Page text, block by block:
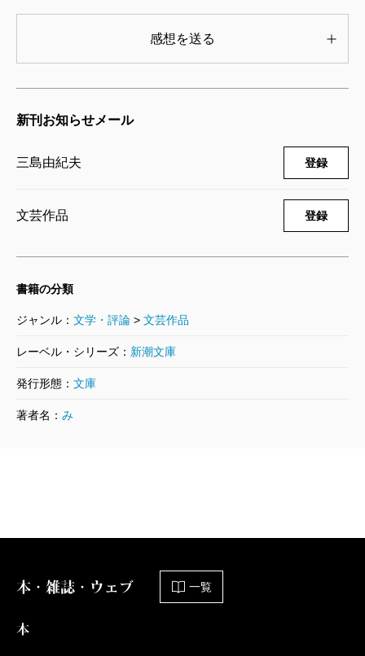
感想を送る
新刊お知らせメール
三島由紀夫 登録
文芸作品 登録
書籍の分類
ジャンル： 文学・評論 > 文芸作品
レーベル・シリーズ： 新潮文庫
発行形態： 文庫
著者名： み
本・雑誌・ウェブ 一覧
本